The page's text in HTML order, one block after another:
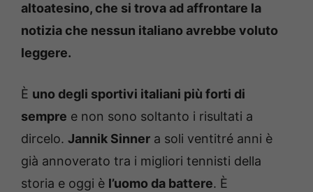
altoatesino, che si trova ad affrontare la
notizia che nessun italiano avrebbe voluto
leggere.
È uno degli sportivi italiani più forti di
sempre e non sono soltanto i risultati a
dircelo. Jannik Sinner a soli ventitré anni è
già annoverato tra i migliori tennisti della
storia e oggi è l’uomo da battere. È